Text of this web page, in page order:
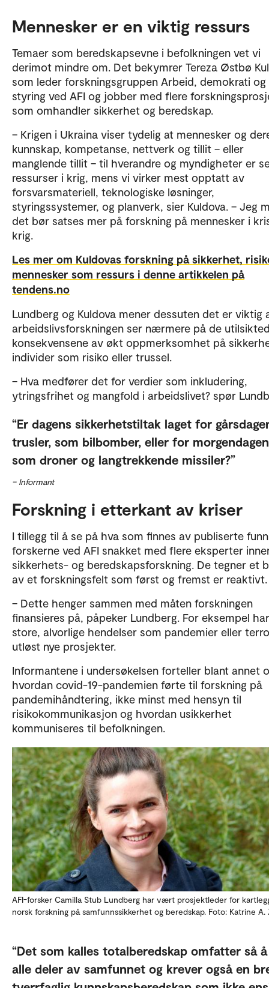
Mennesker er en viktig ressurs
Temaer som beredskapsevne i befolkningen vet vi
derimot mindre om. Det bekymrer Tereza Østbø
som leder forskningsgruppen Arbeid, demokrati og
styring ved AFI og jobber med flere
som omhandler sikkerhet og beredskap.
– Krigen i Ukraina viser tydelig at mennesker og
kunnskap, kompetanse, nettverk og tillit – eller
manglende tillit – til hverandre og myndigheter er
ressurser i krig, mens vi virker mest opptatt av
forsvarsmateriell, teknologiske løsninger,
styringssystemer, og planverk, sier Kuldova. – Jeg
det bør satses mer på forskning på mennesker i
krig.
Les mer om Kuldovas forskning på sikkerhet,
mennesker som ressurs i denne artikkelen på
tendens.no
Lundberg og Kuldova mener dessuten det er viktig
arbeidslivsforskningen ser nærmere på de
konsekvensene av økt oppmerksomhet på
individer som risiko eller trussel.
– Hva medfører det for verdier som inkludering,
ytringsfrihet og mangfold i arbeidslivet? spør
Er dagens sikkerhetstiltak laget for
trusler, som bilbomber, eller for
som droner og langtrekkende missiler?
– Informant
Forskning i etterkant av kriser
I tillegg til å se på hva som finnes av publiserte
forskerne ved AFI snakket med flere eksperter
sikkerhets- og beredskapsforskning. De tegner et
av et forskningsfelt som først og fremst er reaktivt.
– Dette henger sammen med måten forskningen
finansieres på, påpeker Lundberg. For eksempel har
store, alvorlige hendelser som pandemier eller
utløst nye prosjekter.
Informantene i undersøkelsen forteller blant annet
hvordan covid-19-pandemien førte til forskning på
pandemihåndtering, ikke minst med hensyn til
risikokommunikasjon og hvordan usikkerhet
kommuniseres til befolkningen.
AFI-forsker Camilla Stub Lundberg har vært prosjektleder for
norsk forskning på samfunnssikkerhet og beredskap. Foto: Katrine A.
Det som kalles totalberedskap omfatter så
alle deler av samfunnet og krever også en